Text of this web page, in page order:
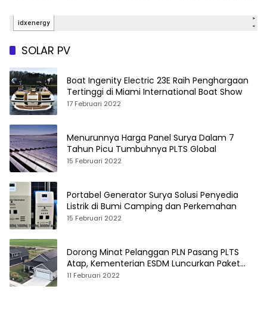
SOLAR PV
Boat Ingenity Electric 23E Raih Penghargaan
Tertinggi di Miami International Boat Show
17 Februari 2022
Menurunnya Harga Panel Surya Dalam 7
Tahun Picu Tumbuhnya PLTS Global
15 Februari 2022
Portabel Generator Surya Solusi Penyedia
Listrik di Bumi Camping dan Perkemahan
15 Februari 2022
Dorong Minat Pelanggan PLN Pasang PLTS
Atap, Kementerian ESDM Luncurkan Paket
Hibah SEF
11 Februari 2022